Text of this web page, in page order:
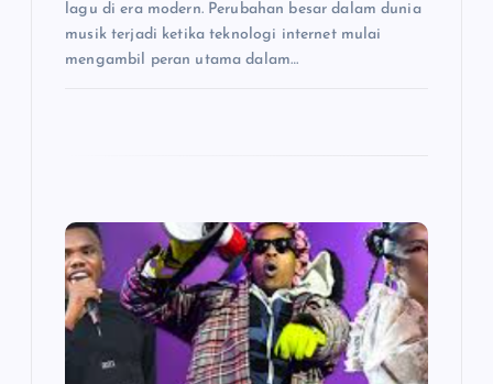
lagu di era modern. Perubahan besar dalam dunia
musik terjadi ketika teknologi internet mulai
mengambil peran utama dalam…